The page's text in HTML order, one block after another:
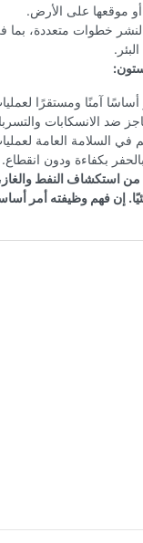
أو موقعها على الأرض.
خطوات متعددة، بما
أساسًا آمنًا ومستقرًا
ضد الانسكابات
في السلامة العامة
بكفاءة ودون انقطاع.
من استكشاف النفط
إن فهم وظيفته أمر